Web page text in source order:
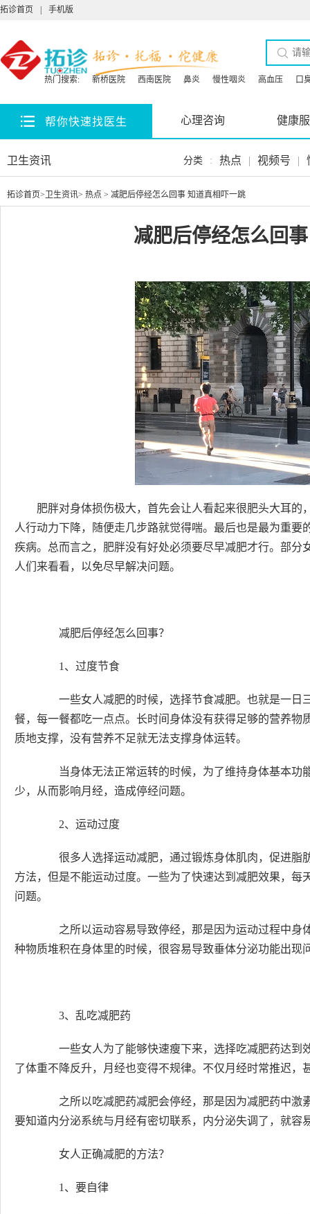
拓诊首页 手机版
热门搜索: 新桥医院 西南医院 鼻炎 慢性咽炎 高血压 口
帮你快速找医生 心理咨询 健康
卫生资讯 分类 : 热点 | 视频号 |
拓诊首页> 卫生资讯> 热点 > 减肥后停经怎么回事 知道真相吓一跳
减肥后停经怎么回
肥胖对身体损伤极大，首先会让人看起来很肥头大耳
人行动力下降，随便走几步路就觉得喘。最后也是最为重
疾病。总而言之，肥胖没有好处必须要尽早减肥才行。部
人们来看看，以免尽早解决问题。
减肥后停经怎么回事？
1、过度节食
一些女人减肥的时候，选择节食减肥。也就是一日
餐，每一餐都吃一点点。长时间身体没有获得足够的营养
质地支撑，没有营养不足就无法支撑身体运转。
当身体无法正常运转的时候，为了维持身体基本功
少，从而影响月经，造成停经问题。
2、运动过度
很多人选择运动减肥，通过锻炼身体肌肉，促进脂
方法，但是不能运动过度。一些为了快速达到减肥效果，
问题。
之所以运动容易导致停经，那是因为运动过程中身
种物质堆积在身体里的时候，很容易导致垂体分泌功能出现
3、乱吃减肥药
一些女人为了能够快速瘦下来，选择吃减肥药达到
了体重不降反升，月经也变得不规律。不仅月经时常推迟，
之所以吃减肥药减肥会停经，那是因为减肥药中激
要知道内分泌系统与月经有密切联系，内分泌失调了，就容
女人正确减肥的方法？
1、要自律